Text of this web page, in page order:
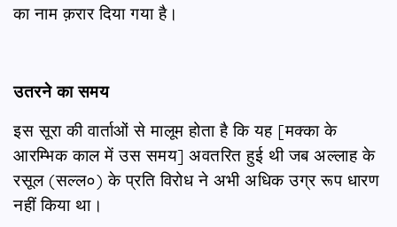
का नाम क़रार दिया गया है।
उतरने का समय
इस सूरा की वार्ताओं से मालूम होता है कि यह [मक्का के
आरम्भिक काल में उस समय] अवतरित हुई थी जब अल्लाह के
रसूल (सल्ल०) के प्रति विरोध ने अभी अधिक उग्र रूप धारण
नहीं किया था।